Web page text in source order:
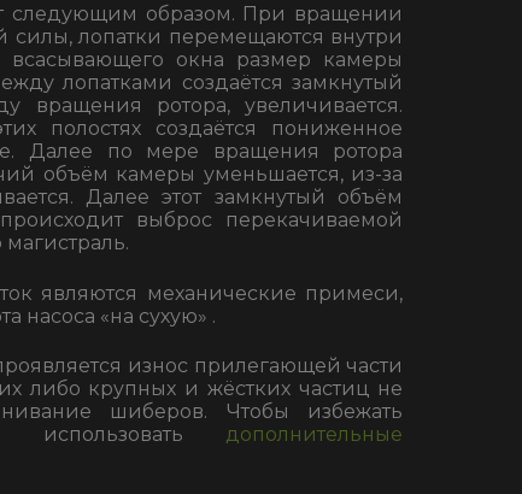
следующим образом. При вращении
силы, лопатки перемещаются внутри
окна размер камеры
лопатками создаётся замкнутый
вращения ротора, увеличивается.
полостях создаётся пониженное
Далее по мере вращения ротора
объём камеры уменьшается, из-за
Далее этот замкнутый объём
выброс перекачиваемой
являются механические примеси,
насоса «на сухую» .
износ прилегающей части
либо крупных и жёстких частиц не
шиберов. Чтобы избежать
использовать дополнительные